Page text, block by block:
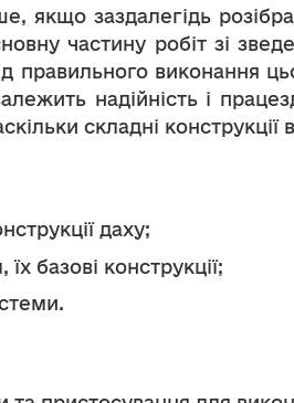
якщо заздалегідь
частину робіт зі
правильного виконання
надійність і
складні конструкції
даху;
базові конструкції;